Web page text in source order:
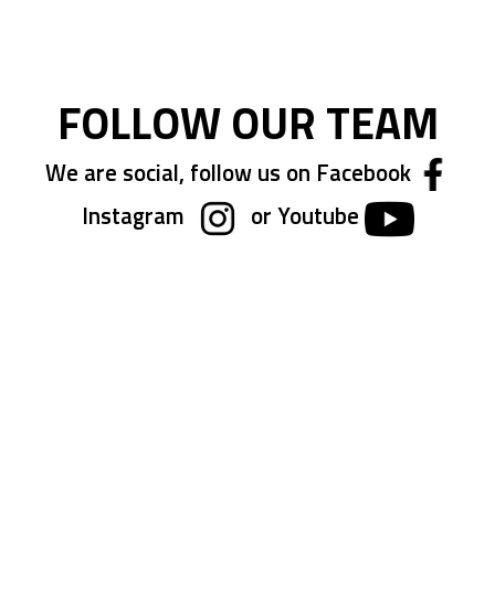
FOLLOW OUR TEAM
We are social, follow us on Facebook
Instagram
or Youtube